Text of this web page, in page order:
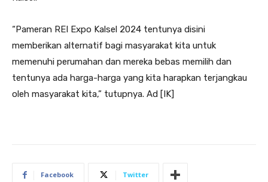
“Pameran REI Expo Kalsel 2024 tentunya disini
memberikan alternatif bagi masyarakat kita untuk
memenuhi perumahan dan mereka bebas memilih dan
tentunya ada harga-harga yang kita harapkan terjangkau
oleh masyarakat kita,” tutupnya. Ad [IK]
Facebook Twitter